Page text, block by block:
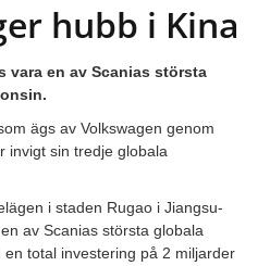
hubb i Kina
vara en av Scanias största
ägs av Volkswagen genom
invigt sin tredje globala
i staden Rugao i Jiangsu-
av Scanias största globala
total investering på 2 miljarder